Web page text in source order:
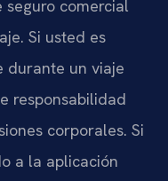
seguro comercial
Si usted es
durante un viaje
responsabilidad
corporales. Si
a la aplicación